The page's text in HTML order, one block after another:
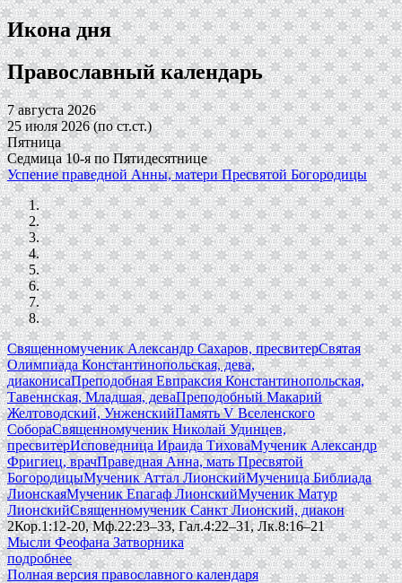
Икона дня
Православный календарь
7 августа 2026
25 июля 2026 (по ст.ст.)
Пятница
Седмица 10-я по Пятидесятнице
Успение праведной Анны, матери Пресвятой Богородицы
Священномученик Александр Сахаров, пресвитерСвятая
Олимпиада Константинопольская, дева,
диаконисаПреподобная Евпраксия Константинопольская,
Тавеннская, Младшая, деваПреподобный Макарий
Желтоводский, УнженскийПамять V Вселенского
СобораСвященномученик Николай Удинцев,
пресвитерИсповедница Ираида ТиховаМученик Александр
Фригиец, врачПраведная Анна, мать Пресвятой
БогородицыМученик Аттал ЛионскийМученица Библиада
ЛионскаяМученик Епагаф ЛионскийМученик Матур
ЛионскийСвященномученик Санкт Лионский, диакон
2Кор.1:12-20, Мф.22:23–33, Гал.4:22–31, Лк.8:16–21
Мысли Феофана Затворника
подробнее
Полная версия православного календаря